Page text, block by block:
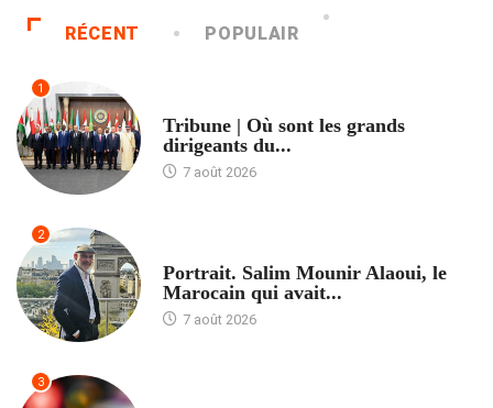
RÉCENT POPULAIR
1
Tribune | Où sont les grands
dirigeants du...
7 août 2026
2
Portrait. Salim Mounir Alaoui, le
Marocain qui avait...
7 août 2026
3